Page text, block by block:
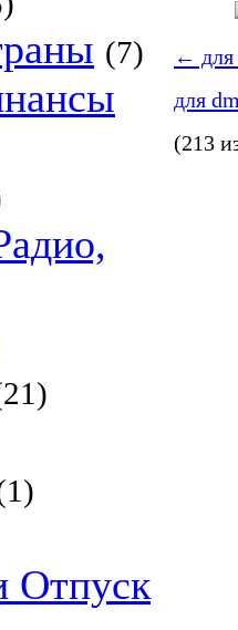
(7)
Отпуск
←
для
(213